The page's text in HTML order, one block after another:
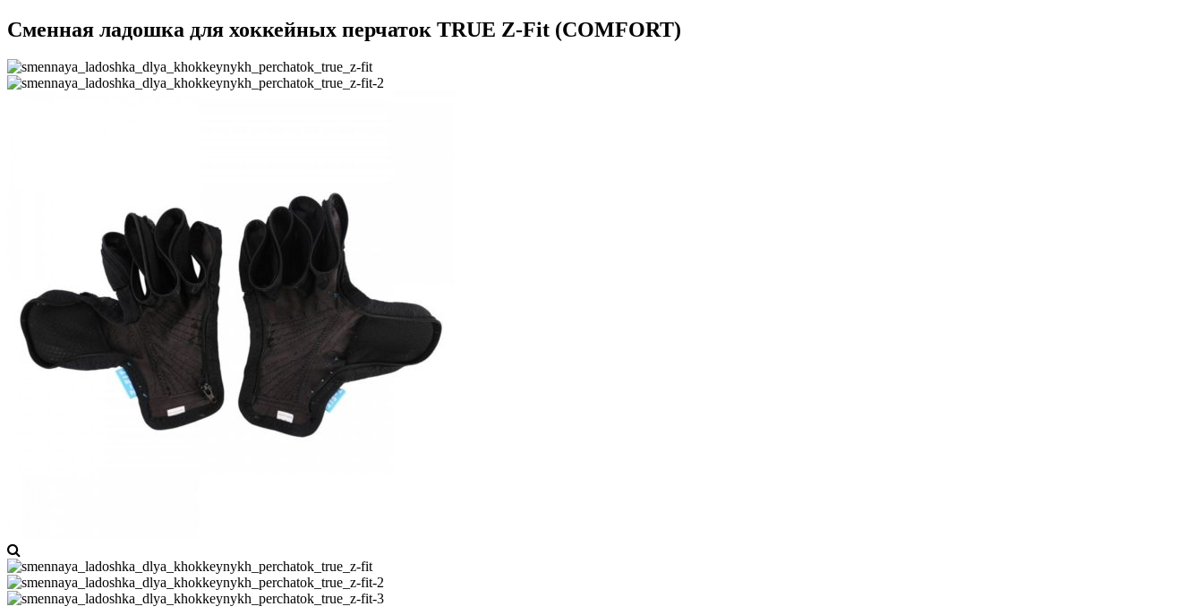
Cменная ладошка для хоккейных перчаток TRUE Z-Fit (COMFORT)